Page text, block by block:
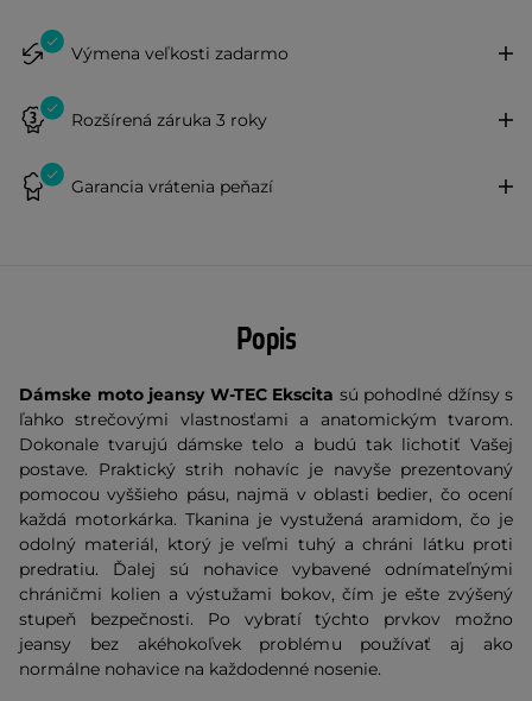
Výmena veľkosti zadarmo
Rozšírená záruka 3 roky
Garancia vrátenia peňazí
Popis
Dámske moto jeansy W-TEC Ekscita sú pohodlné džínsy s
ľahko strečovými vlastnosťami a anatomickým tvarom.
Dokonale tvarujú dámske telo a budú tak lichotiť Vašej
postave. Praktický strih nohavíc je navyše prezentovaný
pomocou vyššieho pásu, najmä v oblasti bedier, čo ocení
každá motorkárka. Tkanina je vystužená aramidom, čo je
odolný materiál, ktorý je veľmi tuhý a chráni látku proti
predratiu. Ďalej sú nohavice vybavené odnímateľnými
chráničmi kolien a výstužami bokov, čím je ešte zvýšený
stupeň bezpečnosti. Po vybratí týchto prvkov možno
jeansy bez akéhokoľvek problému používať aj ako
normálne nohavice na každodenné nosenie.